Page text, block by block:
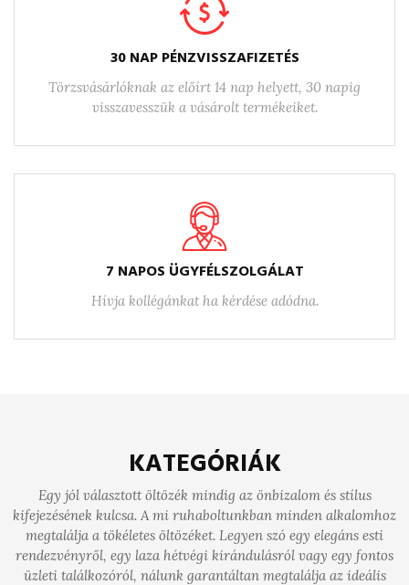
30 NAP PÉNZVISSZAFIZETÉS
Törzsvásárlóknak az előírt 14 nap helyett, 30 napig
visszavesszük a vásárolt termékeiket.
7 NAPOS ÜGYFÉLSZOLGÁLAT
Hívja kollégánkat ha kérdése adódna.
KATEGÓRIÁK
Egy jól választott öltözék mindig az önbizalom és stílus
kifejezésének kulcsa. A mi ruhaboltunkban minden alkalomhoz
megtalálja a tökéletes öltözéket. Legyen szó egy elegáns esti
rendezvényről, egy laza hétvégi kirándulásról vagy egy fontos
üzleti találkozóról, nálunk garantáltan megtalálja az ideális